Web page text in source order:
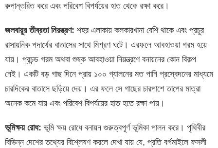
রুপান্তরিত করে এবং পরিবেশ বিপর্যয়ের হাত থেকে রক্ষা করে।
জলবায়ুর তীব্রতা নিয়ন্ত্রণ: শহর এলাকায় কলকারখানা বেশি থাকে এবং প্রচুর
রাসায়নিক পদার্থের বাতাসের সাথে মিশ্রণ ঘটে। এরফলে আবহাওয়া গরম হয়ে
যায়। প্রচন্ড গরম অথবা শুষ্ক আবহাওয়া নিয়ন্ত্রণে বনায়নের কোন বিকল্প
নেই। একটি বড় গাছ দিনে প্রায় ১০০ গ্যালনের মত পানি প্রস্বেদনের মাধ্যমে
চারদিকের বাতাসে ছড়িয়ে দেয়। এর ফলে সে গাছের চারপাশে তাপের মাত্রা
অনেক কমে যায় এবং পরিবেশ বিপর্যয়ের হাত হতে রক্ষা পায়।
ভূমিক্ষয় রোধ: ভূমি ক্ষয় রোধে বনায়ন গুরুত্বপূর্ণ ভূমিকা পালন করে। পৃথিবীর
বিভিন্ন দেশের তথ্যের বিশ্লেষণ করলে দেখা যায় যে, প্রতি বর্গমাইলে ফসলী